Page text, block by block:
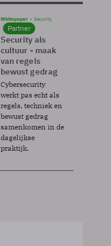
Whitepaper Security
Partner
Security als
cultuur - maak
van regels
bewust gedrag
Cybersecurity
werkt pas echt als
regels, techniek en
bewust gedrag
samenkomen in de
dagelijkse
praktijk.